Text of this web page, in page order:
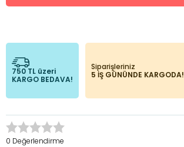
750 TL üzeri
KARGO BEDAVA!
Siparişleriniz
5 İŞ GÜNÜNDE KARGODA!
0 Değerlendirme